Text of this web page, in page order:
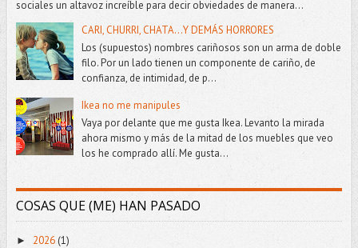
sociales un altavoz increíble para decir obviedades de manera...
CARI, CHURRI, CHATA...Y DEMÁS HORRORES
Los (supuestos) nombres cariñosos son un arma de doble
filo. Por un lado tienen un componente de cariño, de
confianza, de intimidad, de p...
Ikea no me manipules
Vaya por delante que me gusta Ikea. Levanto la mirada
ahora mismo y más de la mitad de los muebles que veo
los he comprado allí. Me gusta...
COSAS QUE (ME) HAN PASADO
► 2026(1)